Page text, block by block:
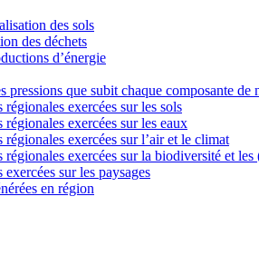
des sols
des déchets
d’énergie
pressions que subit chaque composante de
régionales exercées sur les sols
régionales exercées sur les eaux
régionales exercées sur l’air et le climat
régionales exercées sur la biodiversité et
exercées sur les paysages
en région